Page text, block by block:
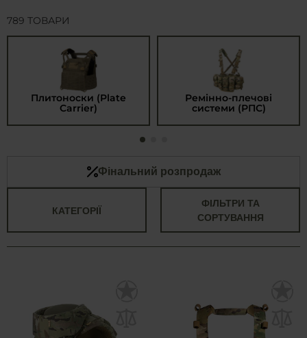
Плитоноски (Plate
Carrier)
Ремінно-плечові
системи (РПС)
Фінальний розпродаж
КАТЕГОРІЇ
ФІЛЬТРИ ТА
СОРТУВАННЯ
789 ТОВАРИ